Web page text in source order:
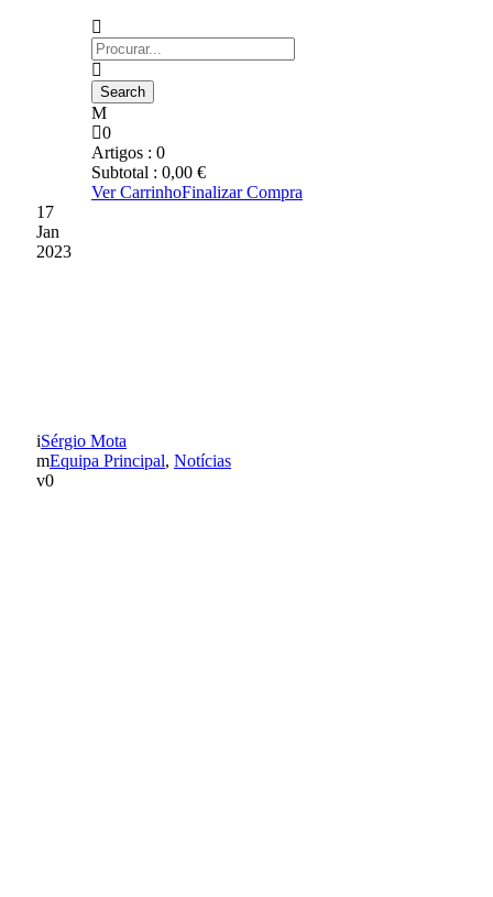
0
Artigos : 0
Subtotal : 0,00 €
Ver CarrinhoFinalizar Compra
17
Jan
2023
Sérgio Mota
Equipa Principal, Notícias
0